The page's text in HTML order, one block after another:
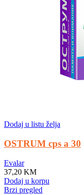
Dodaj u listu želja
OSTRUM cps a 30
Evalar
37,20 KM
Dodaj u korpu
Brzi pregled